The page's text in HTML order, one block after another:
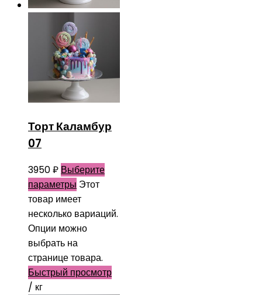
Торт Каламбур
07
3950₽ Выберите
параметры Этот
товар имеет
несколько вариаций.
Опции можно
выбрать на
странице товара.
Быстрый просмотр
/ кг